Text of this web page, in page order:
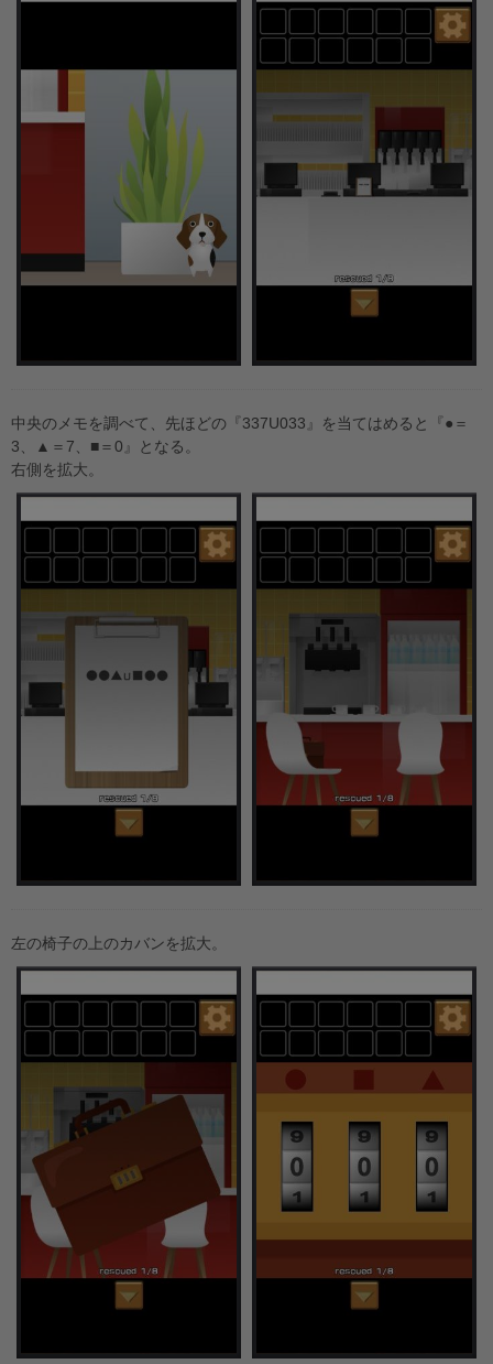
中央のメモを調べて、先ほどの『337U033』を当てはめると『●＝
3、▲＝7、■＝0』となる。
右側を拡大。
左の椅子の上のカバンを拡大。